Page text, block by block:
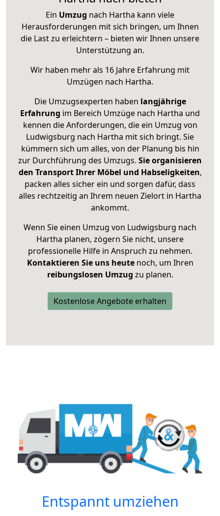
Ein Umzug nach Hartha kann viele
Herausforderungen mit sich bringen, um Ihnen
die Last zu erleichtern – bieten wir Ihnen unsere
Unterstützung an.
Wir haben mehr als 16 Jahre Erfahrung mit
Umzügen nach Hartha.
Die Umzugsexperten haben langjährige
Erfahrung im Bereich Umzüge nach Hartha und
kennen die Anforderungen, die ein Umzug von
Ludwigsburg nach Hartha mit sich bringt. Sie
kümmern sich um alles, von der Planung bis hin
zur Durchführung des Umzugs. Sie organisieren
den Transport Ihrer Möbel und Habseligkeiten,
packen alles sicher ein und sorgen dafür, dass
alles rechtzeitig an Ihrem neuen Zielort in Hartha
ankommt.
Wenn Sie einen Umzug von Ludwigsburg nach
Hartha planen, zögern Sie nicht, unsere
professionelle Hilfe in Anspruch zu nehmen.
Kontaktieren Sie uns heutenoch, um Ihren
reibungslosen Umzug zu planen.
Kostenlose Angebote erhalten
Entspannt umziehen